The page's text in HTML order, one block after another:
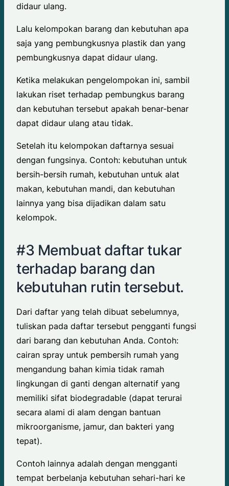
didaur ulang.
Lalu kelompokan barang dan kebutuhan apa
saja yang pembungkusnya plastik dan yang
pembungkusnya dapat didaur ulang.
Ketika melakukan pengelompokan ini, sambil
lakukan riset terhadap pembungkus barang
dan kebutuhan tersebut apakah benar-benar
dapat didaur ulang atau tidak.
Setelah itu kelompokan daftarnya sesuai
dengan fungsinya. Contoh: kebutuhan untuk
bersih-bersih rumah, kebutuhan untuk alat
makan, kebutuhan mandi, dan kebutuhan
lainnya yang bisa dijadikan dalam satu
kelompok.
#3 Membuat daftar tukar
terhadap barang dan
kebutuhan rutin tersebut.
Dari daftar yang telah dibuat sebelumnya,
tuliskan pada daftar tersebut pengganti fungsi
dari barang dan kebutuhan Anda. Contoh:
cairan spray untuk pembersih rumah yang
mengandung bahan kimia tidak ramah
lingkungan di ganti dengan alternatif yang
memiliki sifat biodegradable (dapat terurai
secara alami di alam dengan bantuan
mikroorganisme, jamur, dan bakteri yang
tepat).
Contoh lainnya adalah dengan mengganti
tempat berbelanja kebutuhan sehari-hari ke